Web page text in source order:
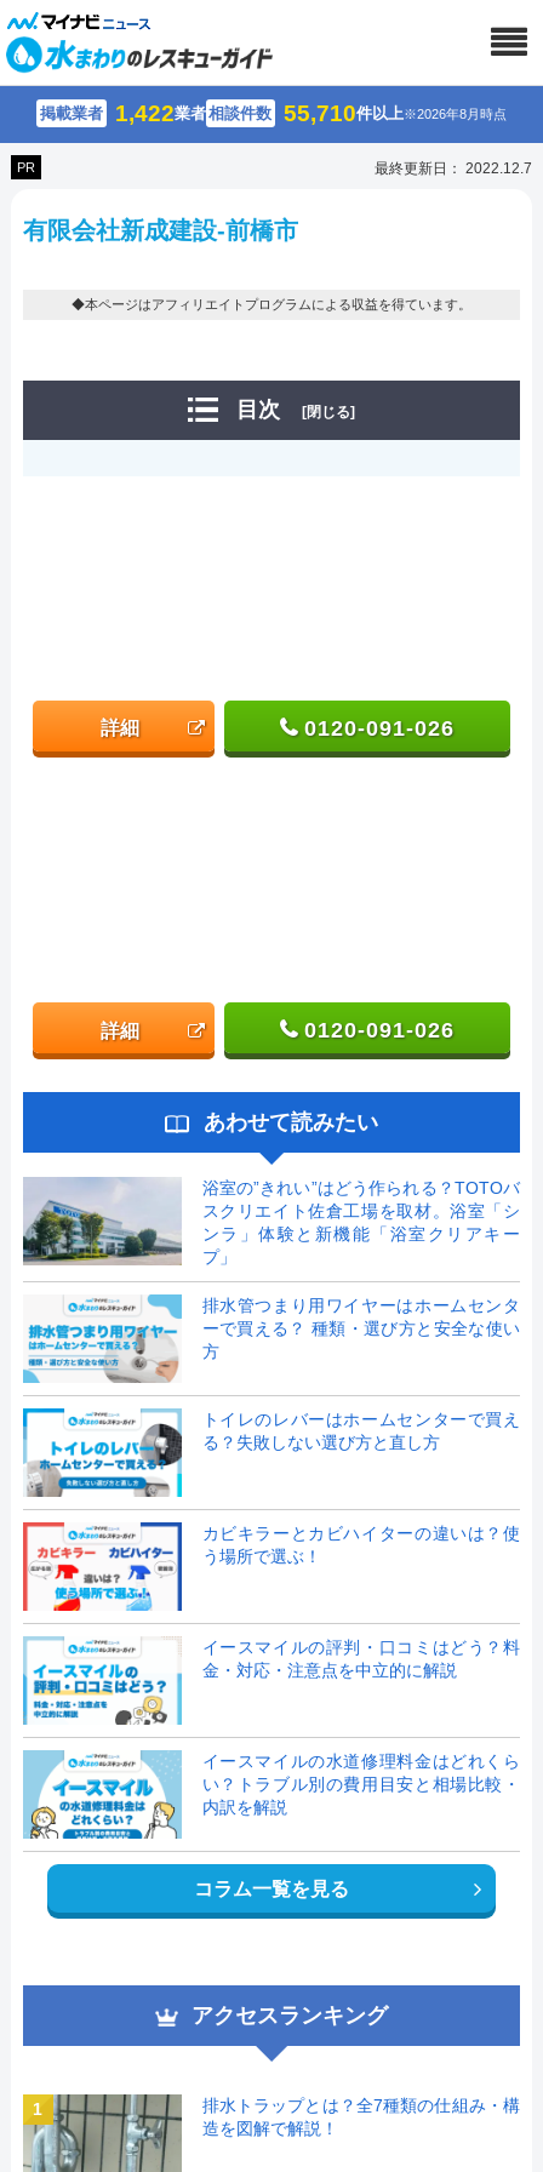
掲載業者 1,422業者相談件数 55,710件以上※2026年8月時点
PR 最終更新日： 2022.12.7
有限会社新成建設-前橋市
◆本ページはアフィリエイトプログラムによる収益を得ています。
目次 [閉じる]
詳細 0120-091-026
詳細 0120-091-026
あわせて読みたい
浴室の”きれい”はどう作られる？TOTOバ
スクリエイト佐倉工場を取材。浴室「シ
ンラ」体験と新機能「浴室クリアキー
プ」
排水管つまり用ワイヤーはホームセンタ
ーで買える？ 種類・選び方と安全な使い
方
トイレのレバーはホームセンターで買え
る？失敗しない選び方と直し方
カビキラーとカビハイターの違いは？使
う場所で選ぶ！
イースマイルの評判・口コミはどう？料
金・対応・注意点を中立的に解説
イースマイルの水道修理料金はどれくら
い？トラブル別の費用目安と相場比較・
内訳を解説
コラム一覧を見る
アクセスランキング
1
排水トラップとは？全7種類の仕組み・構
造を図解で解説！